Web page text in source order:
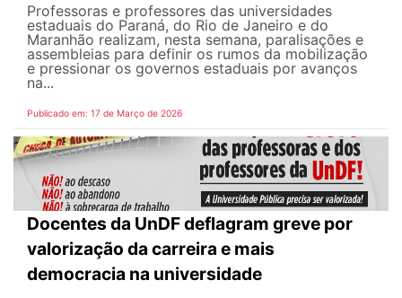
Professoras e professores das universidades
estaduais do Paraná, do Rio de Janeiro e do
Maranhão realizam, nesta semana, paralisações e
assembleias para definir os rumos da mobilização
e pressionar os governos estaduais por avanços
na...
Publicado em: 17 de Março de 2026
Docentes da UnDF deflagram greve por
valorização da carreira e mais
democracia na universidade